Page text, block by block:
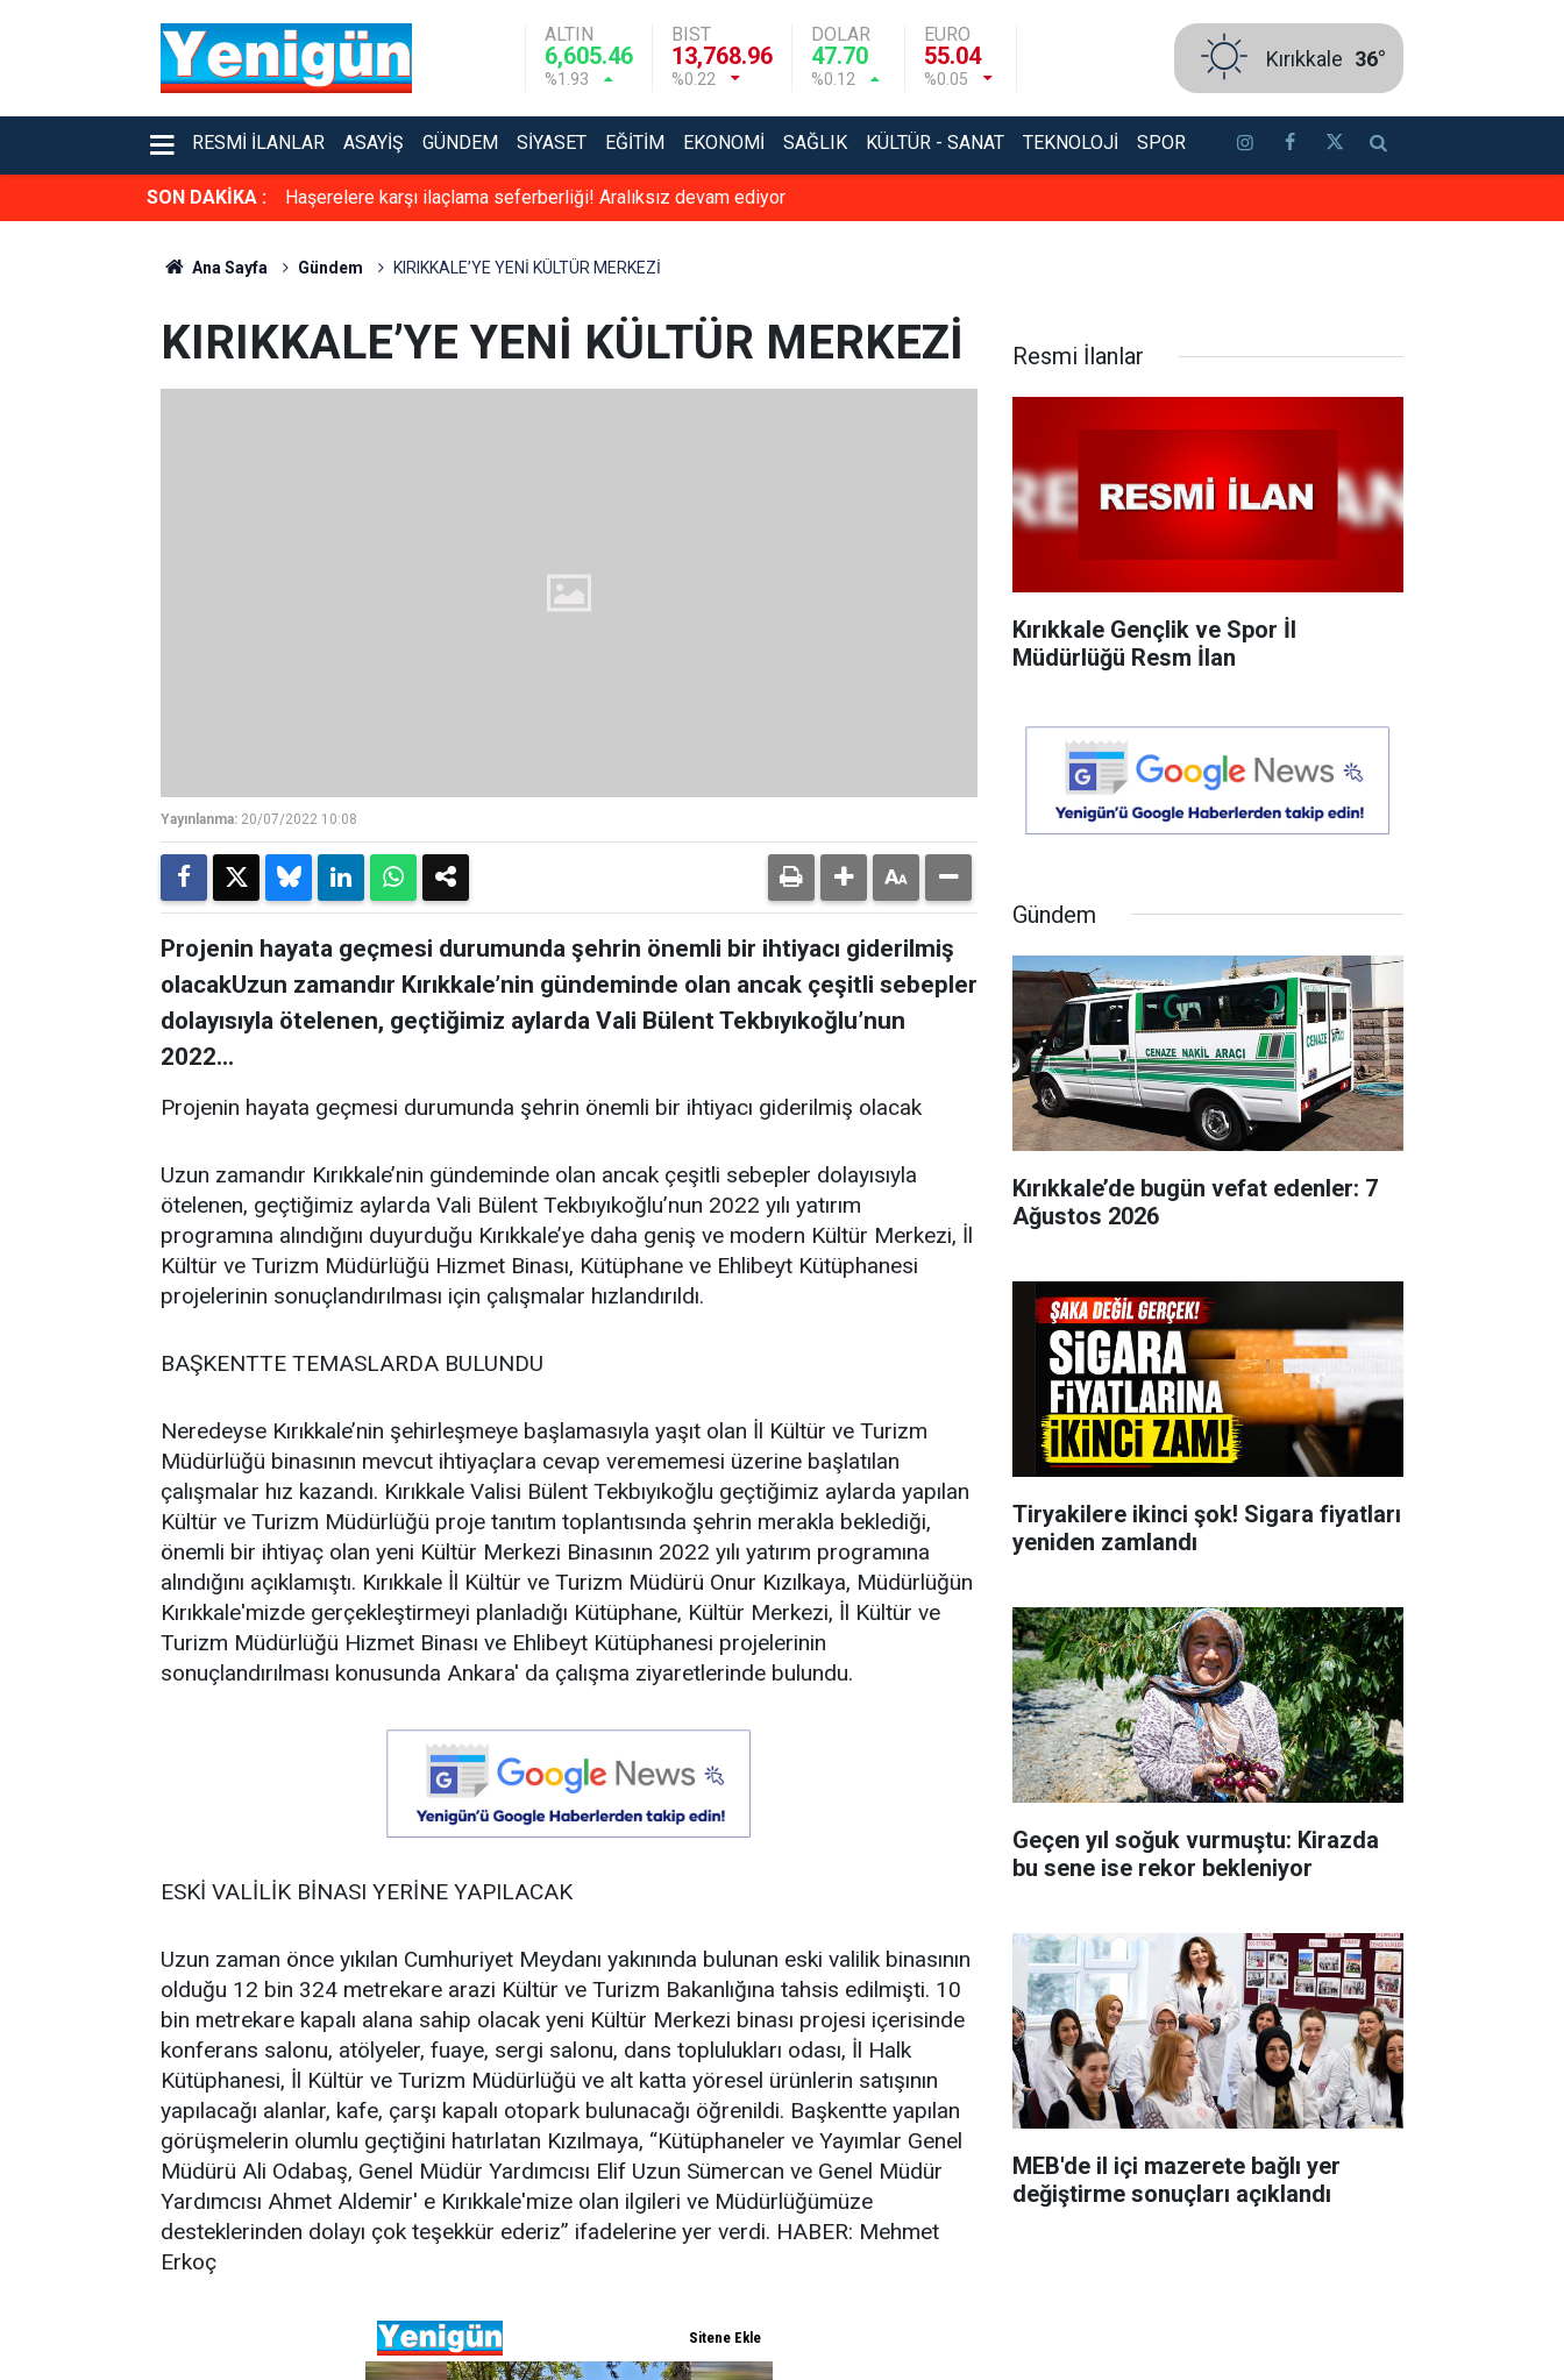
ALTIN
6,605.46
%1.93
BIST
13,768.96
%0.22
DOLAR
47.70
%0.12
EURO
55.04
%0.05
Kırıkkale 36°
RESMI İLANLAR ASAYIŞ GÜNDEM SIYASET EĞITIM EKONOMI SAĞLIK KÜLTÜR - SANAT TEKNOLOJI SPOR
SON DAKİKA : Haşerelere karşı ilaçlama seferberliği! Aralıksız devam ediyor
Ana Sayfa Gündem KIRIKKALE’YE YENİ KÜLTÜR MERKEZİ
KIRIKKALE’YE YENİ KÜLTÜR MERKEZİ
Yayınlanma: 20/07/2022 10:08
Projenin hayata geçmesi durumunda şehrin önemli bir ihtiyacı giderilmiş
olacakUzun zamandır Kırıkkale’nin gündeminde olan ancak çeşitli sebepler
dolayısıyla ötelenen, geçtiğimiz aylarda Vali Bülent Tekbıyıkoğlu’nun
2022...
Projenin hayata geçmesi durumunda şehrin önemli bir ihtiyacı giderilmiş olacak
Uzun zamandır Kırıkkale’nin gündeminde olan ancak çeşitli sebepler dolayısıyla
ötelenen, geçtiğimiz aylarda Vali Bülent Tekbıyıkoğlu’nun 2022 yılı yatırım
programına alındığını duyurduğu Kırıkkale’ye daha geniş ve modern Kültür Merkezi, İl
Kültür ve Turizm Müdürlüğü Hizmet Binası, Kütüphane ve Ehlibeyt Kütüphanesi
projelerinin sonuçlandırılması için çalışmalar hızlandırıldı.
BAŞKENTTE TEMASLARDA BULUNDU
Neredeyse Kırıkkale’nin şehirleşmeye başlamasıyla yaşıt olan İl Kültür ve Turizm
Müdürlüğü binasının mevcut ihtiyaçlara cevap verememesi üzerine başlatılan
çalışmalar hız kazandı. Kırıkkale Valisi Bülent Tekbıyıkoğlu geçtiğimiz aylarda yapılan
Kültür ve Turizm Müdürlüğü proje tanıtım toplantısında şehrin merakla beklediği,
önemli bir ihtiyaç olan yeni Kültür Merkezi Binasının 2022 yılı yatırım programına
alındığını açıklamıştı. Kırıkkale İl Kültür ve Turizm Müdürü Onur Kızılkaya, Müdürlüğün
Kırıkkale'mizde gerçekleştirmeyi planladığı Kütüphane, Kültür Merkezi, İl Kültür ve
Turizm Müdürlüğü Hizmet Binası ve Ehlibeyt Kütüphanesi projelerinin
sonuçlandırılması konusunda Ankara' da çalışma ziyaretlerinde bulundu.
ESKİ VALİLİK BİNASI YERİNE YAPILACAK
Uzun zaman önce yıkılan Cumhuriyet Meydanı yakınında bulunan eski valilik binasının
olduğu 12 bin 324 metrekare arazi Kültür ve Turizm Bakanlığına tahsis edilmişti. 10
bin metrekare kapalı alana sahip olacak yeni Kültür Merkezi binası projesi içerisinde
konferans salonu, atölyeler, fuaye, sergi salonu, dans toplulukları odası, İl Halk
Kütüphanesi, İl Kültür ve Turizm Müdürlüğü ve alt katta yöresel ürünlerin satışının
yapılacağı alanlar, kafe, çarşı kapalı otopark bulunacağı öğrenildi. Başkentte yapılan
görüşmelerin olumlu geçtiğini hatırlatan Kızılmaya, “Kütüphaneler ve Yayımlar Genel
Müdürü Ali Odabaş, Genel Müdür Yardımcısı Elif Uzun Sümercan ve Genel Müdür
Yardımcısı Ahmet Aldemir' e Kırıkkale'mize olan ilgileri ve Müdürlüğümüze
desteklerinden dolayı çok teşekkür ederiz” ifadelerine yer verdi. HABER: Mehmet
Erkoç
Resmi İlanlar
Kırıkkale Gençlik ve Spor İl
Müdürlüğü Resm İlan
Gündem
Kırıkkale’de bugün vefat edenler: 7
Ağustos 2026
Tiryakilere ikinci şok! Sigara fiyatları
yeniden zamlandı
Geçen yıl soğuk vurmuştu: Kirazda
bu sene ise rekor bekleniyor
MEB'de il içi mazerete bağlı yer
değiştirme sonuçları açıklandı